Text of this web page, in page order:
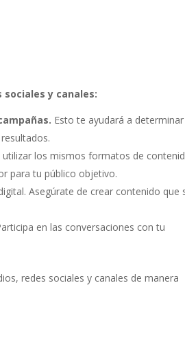
y canales:
Esto te ayudará a
los mismos formatos de
para tu público objetivo.
Asegúrate de crear contenido que
en las conversaciones con tu
redes sociales y canales de manera